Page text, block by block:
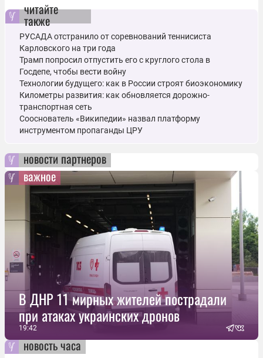
читайте
также
РУСАДА отстранило от соревнований теннисиста
Карловского на три года
Трамп попросил отпустить его с круглого стола в
Госдепе, чтобы вести войну
Технологии будущего: как в России строят биоэкономику
Километры развития: как обновляется дорожно-
транспортная сеть
Сооснователь «Википедии» назвал платформу
инструментом пропаганды ЦРУ
новости партнеров
важное
В ДНР 11 мирных жителей пострадали
при атаках украинских дронов
19:42
новость часа